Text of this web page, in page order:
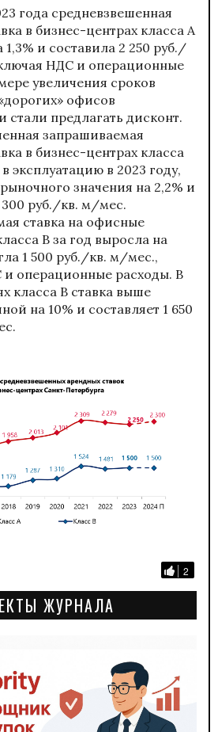
года средневзвешенная
в бизнес-центрах класса А
1,3% и составила 2 250 руб./
НДС и операционные
увеличения сроков
офисов
стали предлагать дисконт.
запрашиваемая
в бизнес-центрах класса
эксплуатацию в 2023 году,
значения на 2,2% и
300 руб./кв. м/мес.
ставка на офисные
B за год выросла на
1 500 руб./кв. м/мес.,
операционные расходы. В
класса В ставка выше
на 10% и составляет 1 650
2
ЖУРНАЛА